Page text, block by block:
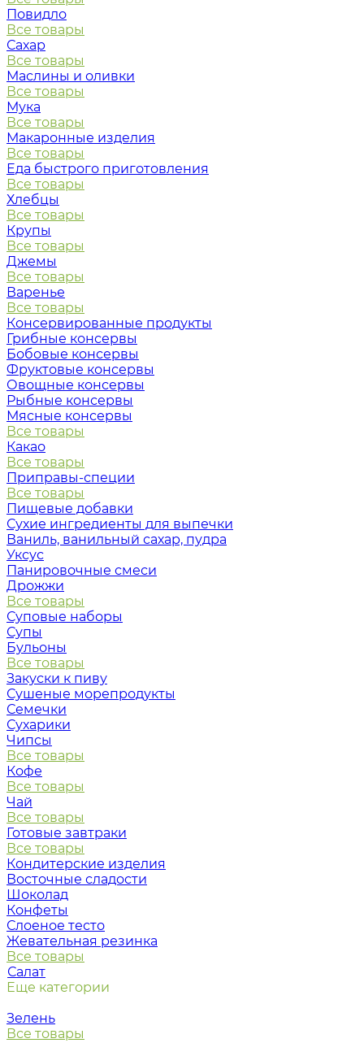
Повидло
Все товары
Сахар
Все товары
Маслины и оливки
Все товары
Мука
Все товары
Макаронные изделия
Все товары
Еда быстрого приготовления
Все товары
Хлебцы
Все товары
Крупы
Все товары
Джемы
Все товары
Варенье
Все товары
Консервированные продукты
Грибные консервы
Бобовые консервы
Фруктовые консервы
Овощные консервы
Рыбные консервы
Мясные консервы
Все товары
Какао
Все товары
Приправы-специи
Все товары
Пищевые добавки
Сухие ингредиенты для выпечки
Ваниль, ванильный сахар, пудра
Уксус
Панировочные смеси
Дрожжи
Все товары
Суповые наборы
Супы
Бульоны
Все товары
Закуски к пиву
Сушеные морепродукты
Семечки
Сухарики
Чипсы
Все товары
Кофе
Все товары
Чай
Все товары
Готовые завтраки
Все товары
Кондитерские изделия
Восточные сладости
Шоколад
Конфеты
Слоеное тесто
Жевательная резинка
Все товары
Салат
Еще категории
Зелень
Все товары